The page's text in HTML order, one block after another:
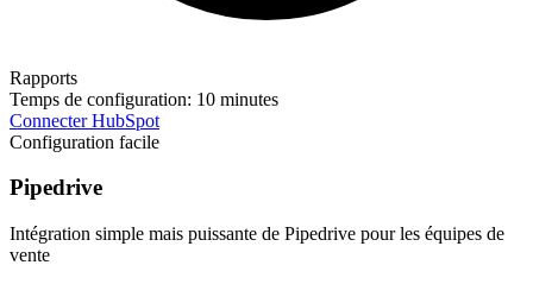
Rapports
Temps de configuration: 10 minutes
Connecter HubSpot
Configuration facile
Pipedrive
Intégration simple mais puissante de Pipedrive pour les équipes de
vente